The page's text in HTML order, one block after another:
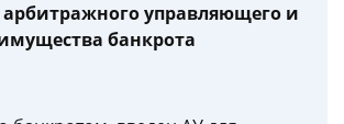
управляющего и
банкрота